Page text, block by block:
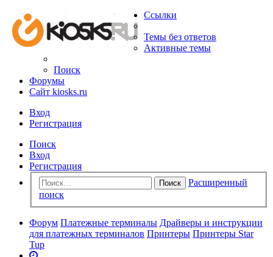
Ссылки
Темы без ответов
Активные темы
Поиск
Форумы
Сайт kiosks.ru
Вход
Регистрация
Поиск
Вход
Регистрация
Поиск
Расширенный
поиск
Форум Платежные терминалы Драйверы и инструкции
для платежных терминалов Принтеры Принтеры Star
Tup